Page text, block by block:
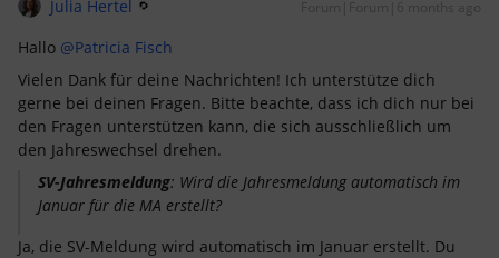
Julia Hertel Forum|Forum|6 months ago
Hallo ​ @Patricia Fisch
Vielen Dank für deine Nachrichten! Ich unterstütze dich
gerne bei deinen Fragen. Bitte beachte, dass ich dich nur bei
den Fragen unterstützen kann, die sich ausschließlich um
den Jahreswechsel drehen.
SV-Jahresmeldung: Wird die Jahresmeldung automatisch im
Januar für die MA erstellt?
Ja, die SV-Meldung wird automatisch im Januar erstellt. Du